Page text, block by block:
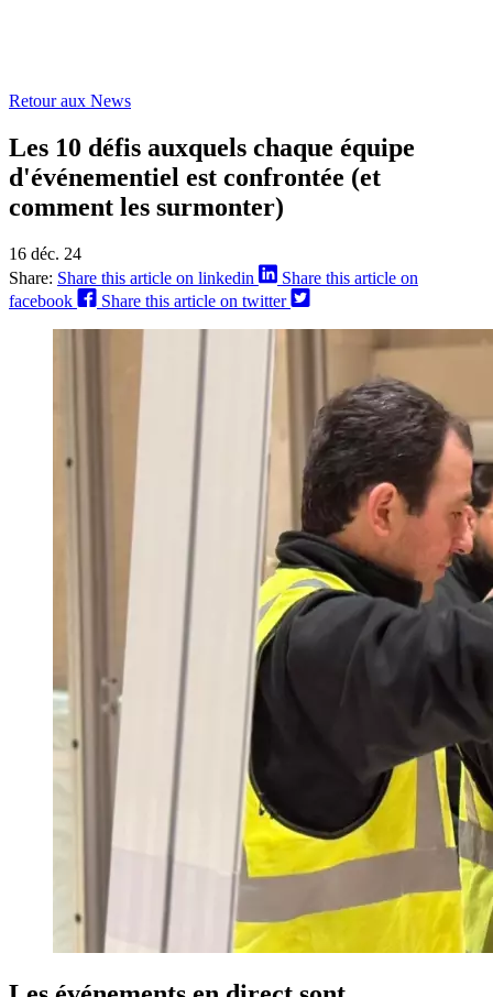
Retour aux News
Les 10 défis auxquels chaque équipe
d'événementiel est confrontée (et
comment les surmonter)
16 déc. 24
Share: Share this article on linkedin
Share this article on
facebook
Share this article on twitter